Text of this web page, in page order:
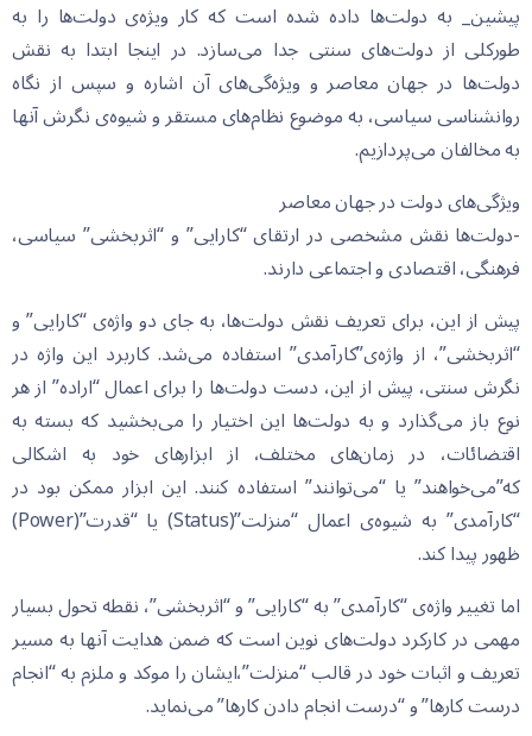
پیشین_ به دولت‌ها داده شده است که کار ویژه‌ی دولت‌ها را به
طورکلی از دولت‌های سنتی جدا می‌سازد. در اینجا ابتدا به نقش
دولت‌ها در جهان معاصر و ویژه‌گی‌های آن اشاره و سپس از نگاه
روانشناسی سیاسی، به موضوع نظام‌های مستقر و شیوه‌ی نگرش آنها
به مخالفان می‌پردازیم.
ویژگی‌های دولت در جهان معاصر
-دولت‌ها نقش مشخصی در ارتقای “کارایی” و “اثربخشی” سیاسی،
فرهنگی، اقتصادی و اجتماعی دارند.
پیش از این، برای تعریف نقش دولت‌ها، به جای دو واژه‌ی “کارایی” و
“اثربخشی”، از واژه‌ی”کارآمدی” استفاده می‌شد. کاربرد این واژه در
نگرش سنتی، پیش از این، دست دولت‌ها را برای اعمال “اراده” از هر
نوع باز می‌گذارد و به دولت‌ها این اختیار را می‌بخشید که بسته به
اقتضائات، در زمان‌های مختلف، از ابزارهای خود به اشکالی
که”می‌خواهند” یا “می‌توانند” استفاده کنند. این ابزار ممکن بود در
“کارآمدی” به شیوه‌ی اعمال “منزلت”(Status) یا “قدرت”(Power)
ظهور پیدا کند.
اما تغییر واژه‌ی “کارآمدی” به “کارایی” و “اثربخشی”، نقطه تحول بسیار
مهمی در کارکرد دولت‌های نوین است که ضمن هدایت آنها به مسیر
تعریف و اثبات خود در قالب “منزلت”،ایشان را موکد و ملزم به “انجام
درست کارها” و “درست انجام دادن کارها” می‌نماید.